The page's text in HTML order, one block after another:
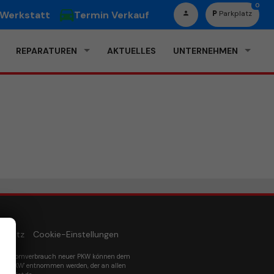
Termin Verkauf Parkplatz
0
REPARATUREN AKTUELLES UNTERNEHMEN
Cookie-Einstellungen
Stromverbrauch neuer PKW können dem
PKW' entnommen werden, der an allen